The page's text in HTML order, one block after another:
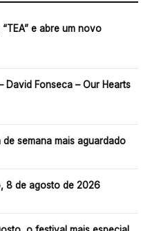
e abre um novo
David Fonseca – Our Hearts
semana mais aguardado
8 de agosto de 2026